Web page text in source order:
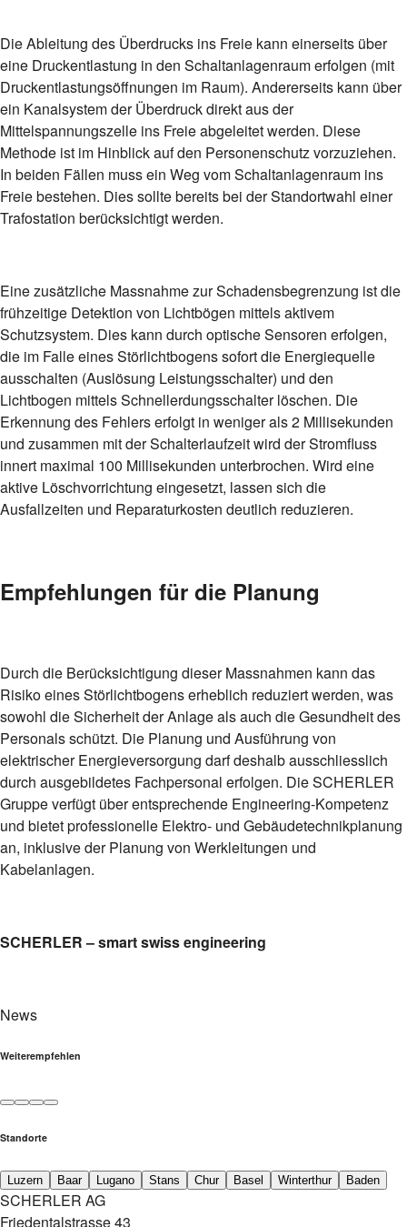
Die Ableitung des Überdrucks ins Freie kann einerseits über
eine Druckentlastung in den Schaltanlagenraum erfolgen (mit
Druckentlastungsöffnungen im Raum). Andererseits kann über
ein Kanalsystem der Überdruck direkt aus der
Mittelspannungszelle ins Freie abgeleitet werden. Diese
Methode ist im Hinblick auf den Personenschutz vorzuziehen.
In beiden Fällen muss ein Weg vom Schaltanlagenraum ins
Freie bestehen. Dies sollte bereits bei der Standortwahl einer
Trafostation berücksichtigt werden.
Eine zusätzliche Massnahme zur Schadensbegrenzung ist die
frühzeitige Detektion von Lichtbögen mittels aktivem
Schutzsystem. Dies kann durch optische Sensoren erfolgen,
die im Falle eines Störlichtbogens sofort die Energiequelle
ausschalten (Auslösung Leistungsschalter) und den
Lichtbogen mittels Schnellerdungsschalter löschen. Die
Erkennung des Fehlers erfolgt in weniger als 2 Millisekunden
und zusammen mit der Schalterlaufzeit wird der Stromfluss
innert maximal 100 Millisekunden unterbrochen. Wird eine
aktive Löschvorrichtung eingesetzt, lassen sich die
Ausfallzeiten und Reparaturkosten deutlich reduzieren.
Empfehlungen für die Planung
Durch die Berücksichtigung dieser Massnahmen kann das
Risiko eines Störlichtbogens erheblich reduziert werden, was
sowohl die Sicherheit der Anlage als auch die Gesundheit des
Personals schützt. Die Planung und Ausführung von
elektrischer Energieversorgung darf deshalb ausschliesslich
durch ausgebildetes Fachpersonal erfolgen. Die SCHERLER
Gruppe verfügt über entsprechende Engineering-Kompetenz
und bietet professionelle Elektro- und Gebäudetechnikplanung
an, inklusive der Planung von Werkleitungen und
Kabelanlagen.
SCHERLER – smart swiss engineering
News
Weiterempfehlen
Standorte
Luzern Baar Lugano Stans Chur Basel Winterthur Baden
SCHERLER AG
Friedentalstrasse 43